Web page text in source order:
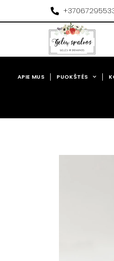
APIE MUS PUOKŠTĖS